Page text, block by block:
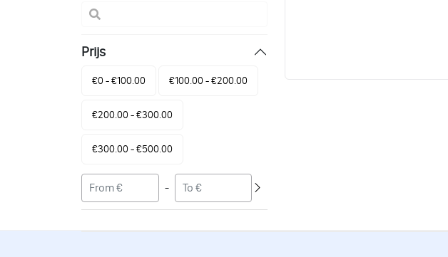
Prijs
€0 - €100.00 €100.00 - €200.00
€200.00 - €300.00
€300.00 - €500.00
-